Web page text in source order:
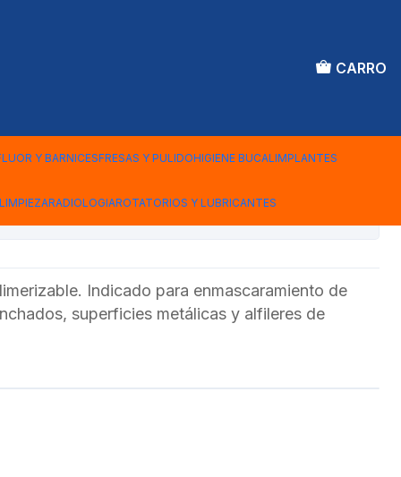
CARRO
Y BARNICESFRESAS Y PULIDOHIGIENE BUCALIMPLANTES
RADIOLOGIAROTATORIOS Y LUBRICANTES
Indicado para enmascaramiento de
superficies metálicas y alfileres de